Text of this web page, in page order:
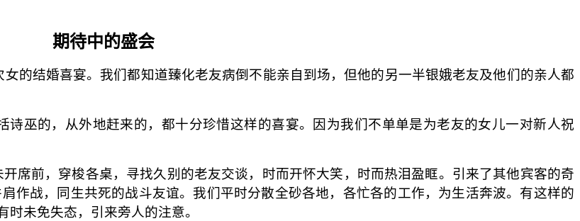
期待中的盛会
的结婚喜宴。我们都知道臻化老友病倒不能亲自到场，但他的另一半银娥老友及他们的亲人都
巫的，从外地赶来的，都十分珍惜这样的喜宴。因为我们不单单是为老友的女儿一对新人祝
前，穿梭各桌，寻找久别的老友交谈，时而开怀大笑，时而热泪盈眶。引来了其他宾客的奇
作战，同生共死的战斗友谊。我们平时分散全砂各地，各忙各的工作，为生活奔波。有这样的
未免失态，引来旁人的注意。